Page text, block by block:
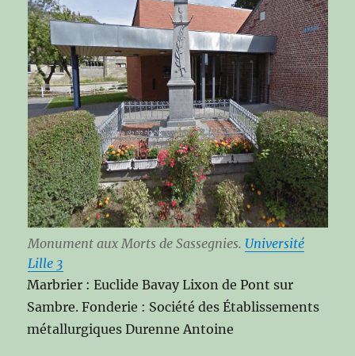
Monument aux Morts de Sassegnies. Université
Lille 3
Marbrier : Euclide Bavay Lixon de Pont sur
Sambre. Fonderie : Société des Établissements
métallurgiques Durenne Antoine